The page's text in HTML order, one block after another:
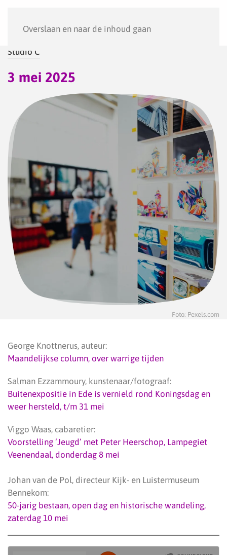
Overslaan en naar de inhoud gaan
Studio C
3 mei 2025
Foto: Pexels.com
George Knottnerus, auteur:
Maandelijkse column, over warrige tijden
Salman Ezzammoury, kunstenaar/fotograaf:
Buitenexpositie in Ede is vernield rond Koningsdag en
weer hersteld, t/m 31 mei
Viggo Waas, cabaretier:
Voorstelling ‘Jeugd’ met Peter Heerschop, Lampegiet
Veenendaal, donderdag 8 mei
Johan van de Pol, directeur Kijk- en Luistermuseum
Bennekom:
50-jarig bestaan, open dag en historische wandeling,
zaterdag 10 mei